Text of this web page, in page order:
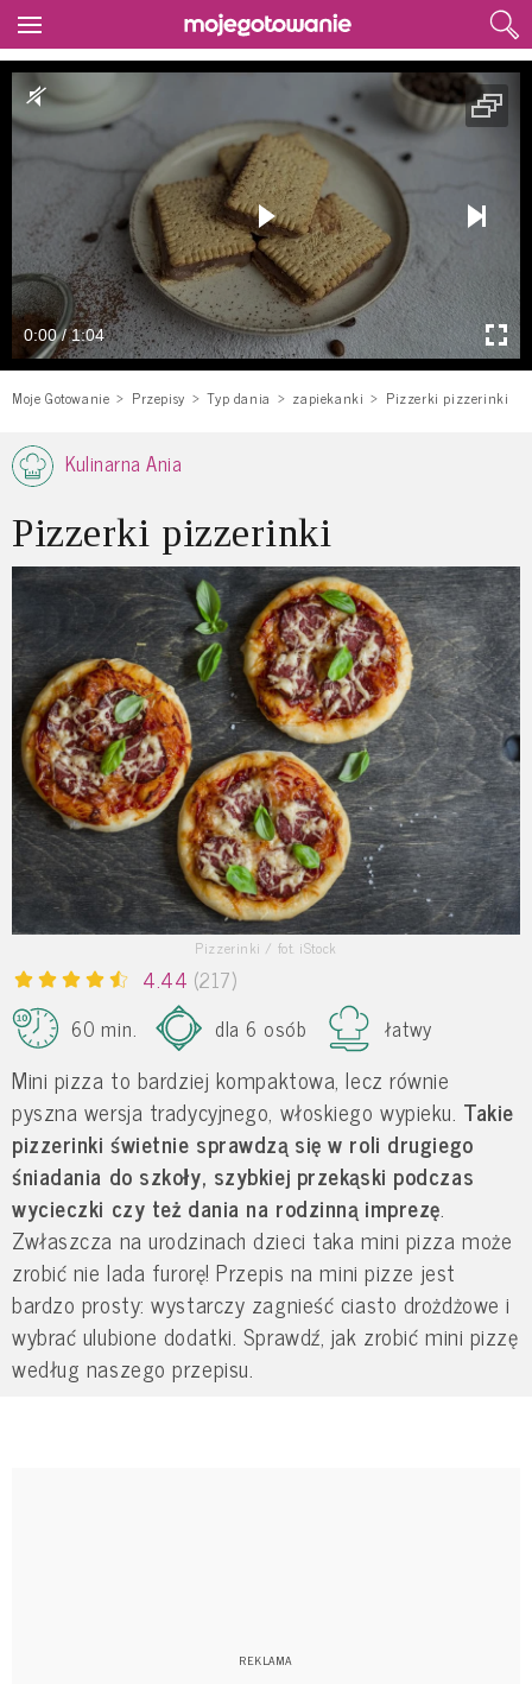
0:00 / 1:04
Moje Gotowanie Przepisy Typ dania zapiekanki Pizzerki pizzerinki
Kulinarna Ania
Pizzerki pizzerinki
Pizzerinki / fot. iStock
4.44 (217)
60 min.
dla 6 osób łatwy
Mini pizza to bardziej kompaktowa, lecz równie
pyszna wersja tradycyjnego, włoskiego wypieku. Takie
pizzerinki świetnie sprawdzą się w roli drugiego
śniadania do szkoły, szybkiej przekąski podczas
wycieczki czy też dania na rodzinną imprezę.
Zwłaszcza na urodzinach dzieci taka mini pizza może
zrobić nie lada furorę! Przepis na mini pizze jest
bardzo prosty: wystarczy zagnieść ciasto drożdżowe i
wybrać ulubione dodatki. Sprawdź, jak zrobić mini pizzę
według naszego przepisu.